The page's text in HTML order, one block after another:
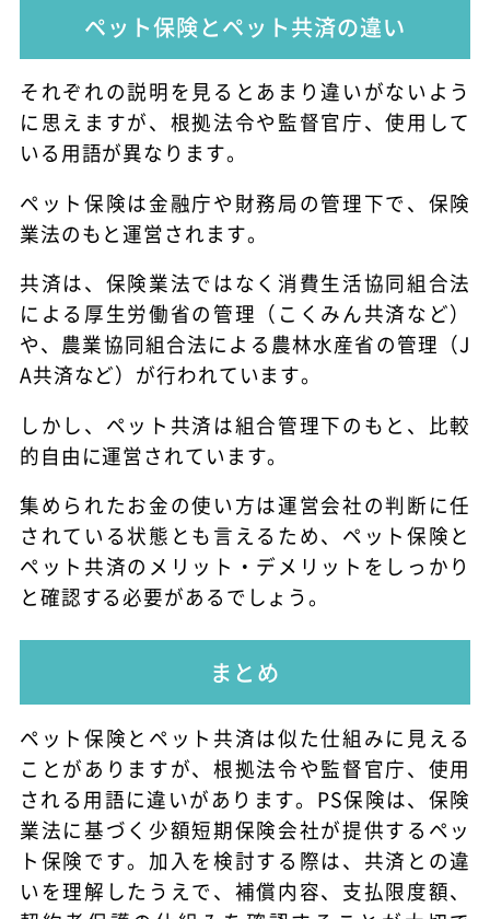
ペット保険とペット共済の違い
それぞれの説明を見るとあまり違いがないよう
に思えますが、根拠法令や監督官庁、使用して
いる用語が異なります。
ペット保険は金融庁や財務局の管理下で、保険
業法のもと運営されます。
共済は、保険業法ではなく消費生活協同組合法
による厚生労働省の管理（こくみん共済など）
や、農業協同組合法による農林水産省の管理（J
A共済など）が行われています。
しかし、ペット共済は組合管理下のもと、比較
的自由に運営されています。
集められたお金の使い方は運営会社の判断に任
されている状態とも言えるため、ペット保険と
ペット共済のメリット・デメリットをしっかり
と確認する必要があるでしょう。
まとめ
ペット保険とペット共済は似た仕組みに見える
ことがありますが、根拠法令や監督官庁、使用
される用語に違いがあります。PS保険は、保険
業法に基づく少額短期保険会社が提供するペッ
ト保険です。加入を検討する際は、共済との違
いを理解したうえで、補償内容、支払限度額、